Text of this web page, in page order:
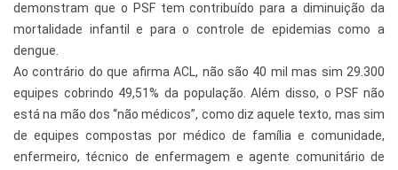
demonstram que o PSF tem contribuído para a diminuição da
mortalidade infantil e para o controle de epidemias como a
dengue.
Ao contrário do que afirma ACL, não são 40 mil mas sim 29.300
equipes cobrindo 49,51% da população. Além disso, o PSF não
está na mão dos “não médicos”, como diz aquele texto, mas sim
de equipes compostas por médico de família e comunidade,
enfermeiro, técnico de enfermagem e agente comunitário de